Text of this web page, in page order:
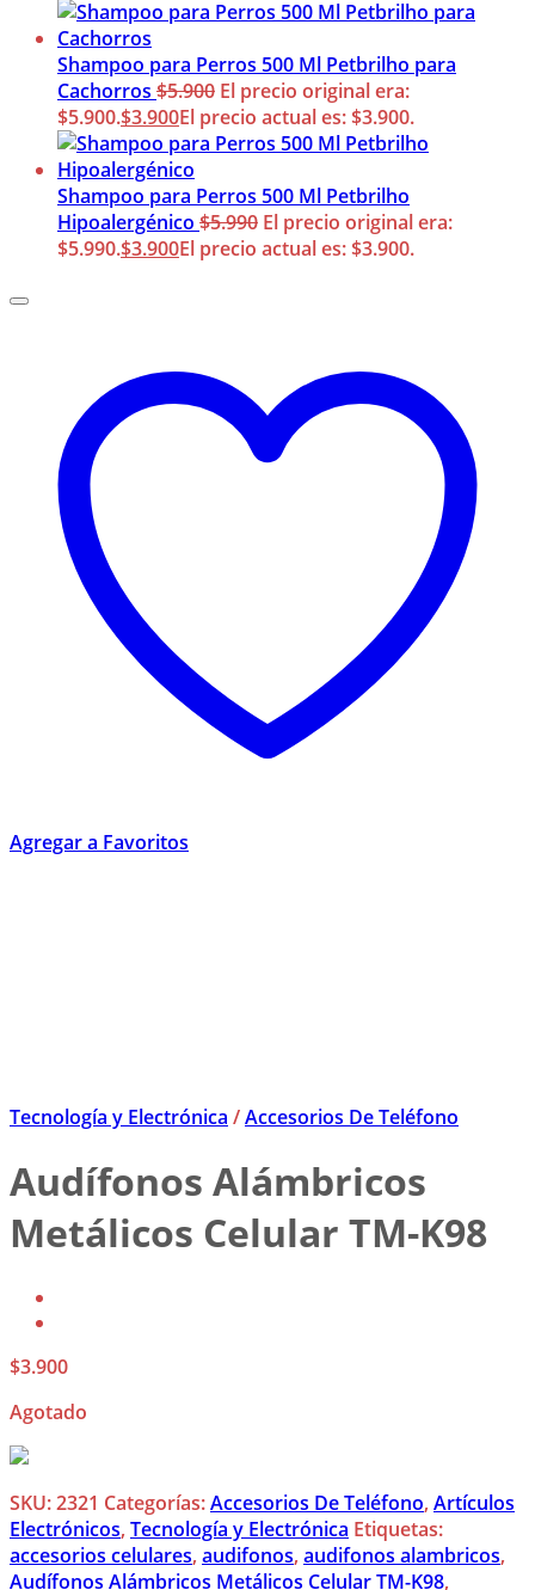
Shampoo para Perros 500 Ml Petbrilho para
Cachorros $5.900 El precio original era:
$5.900.$3.900El precio actual es: $3.900.
Shampoo para Perros 500 Ml Petbrilho
Hipoalergénico $5.990 El precio original era:
$5.990.$3.900El precio actual es: $3.900.
Agregar a Favoritos
Tecnología y Electrónica /Accesorios De Teléfono
Audífonos Alámbricos
Metálicos Celular TM-K98
$3.900
Agotado
SKU:2321 Categorías:Accesorios De Teléfono, Artículos
Electrónicos, Tecnología y Electrónica Etiquetas:
accesorios celulares, audifonos, audifonos alambricos,
Audífonos Alámbricos Metálicos Celular TM-K98,